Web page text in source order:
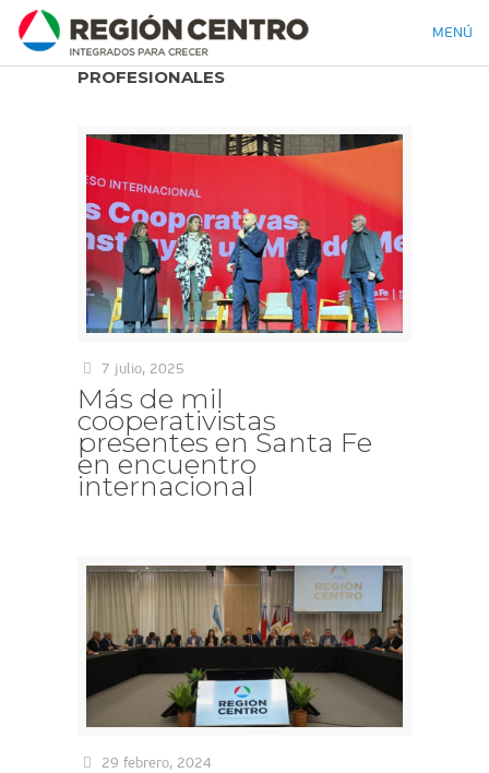
MENÚ
PROFESIONALES
7 julio, 2025
Más de mil
cooperativistas
presentes en Santa Fe
en encuentro
internacional
29 febrero, 2024